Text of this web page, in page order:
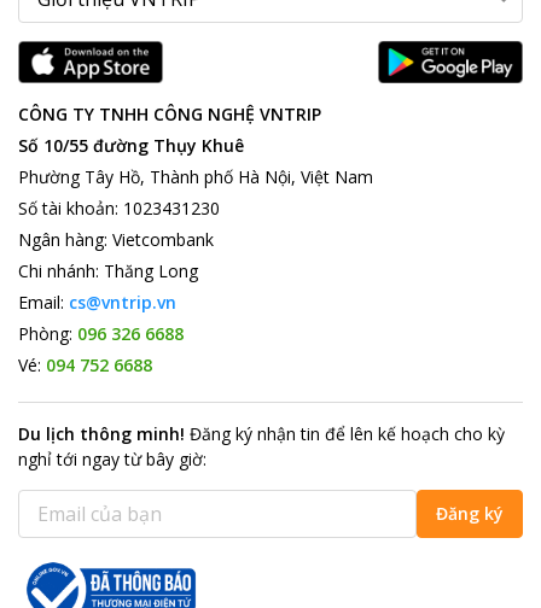
CÔNG TY TNHH CÔNG NGHỆ VNTRIP
Số 10/55 đường Thụy Khuê
Phường Tây Hồ, Thành phố Hà Nội, Việt Nam
Số tài khoản: 1023431230
Ngân hàng: Vietcombank
Chi nhánh: Thăng Long
Email: cs@vntrip.vn
Phòng: 096 326 6688
Vé: 094 752 6688
Du lịch thông minh! Đăng ký nhận tin để lên kế hoạch cho kỳ
nghỉ tới ngay từ bây giờ:
Đăng ký